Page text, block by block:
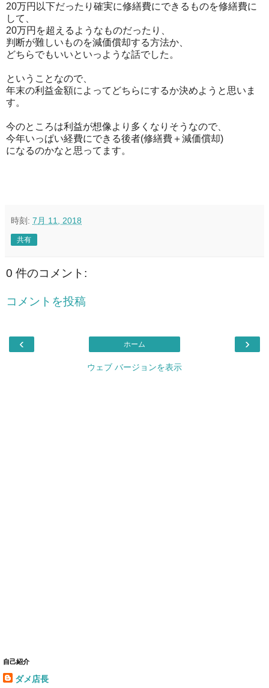
20万円以下だったり確実に修繕費にできるものを修繕費に
して、
20万円を超えるようなものだったり、
判断が難しいものを減価償却する方法か、
どちらでもいいといっような話でした。
ということなので、
年末の利益金額によってどちらにするか決めようと思いま
す。
今のところは利益が想像より多くなりそうなので、
今年いっぱい経費にできる後者(修繕費＋減価償却)
になるのかなと思ってます。
時刻: 7月 11, 2018
共有
0 件のコメント:
コメントを投稿
‹ ›
ホーム
ウェブ バージョンを表示
自己紹介
ダメ店長